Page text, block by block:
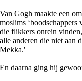
Van Gogh maakte een
moslims
die flikkers onrein
alle anderen die niet aan
Mekka.'
En daarna ging hij